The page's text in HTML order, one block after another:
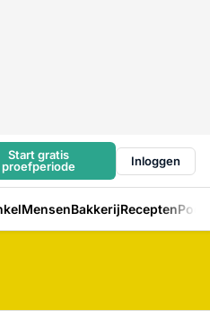
Start gratis
proefperiode
Inloggen
MensenBakkerijRecepten